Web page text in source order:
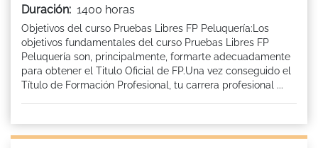
Duración: 1400 horas
Objetivos del curso Pruebas Libres FP Peluquería:Los
objetivos fundamentales del curso Pruebas Libres FP
Peluquería son, principalmente, formarte adecuadamente
para obtener el Titulo Oficial de FP.Una vez conseguido el
Título de Formación Profesional, tu carrera profesional ...